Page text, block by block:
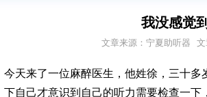
我没感觉
文章来源： 宁夏助听器 文
今天来了一位麻醉医生，他姓徐，三十
下自己才意识到自己的听力需要检查一